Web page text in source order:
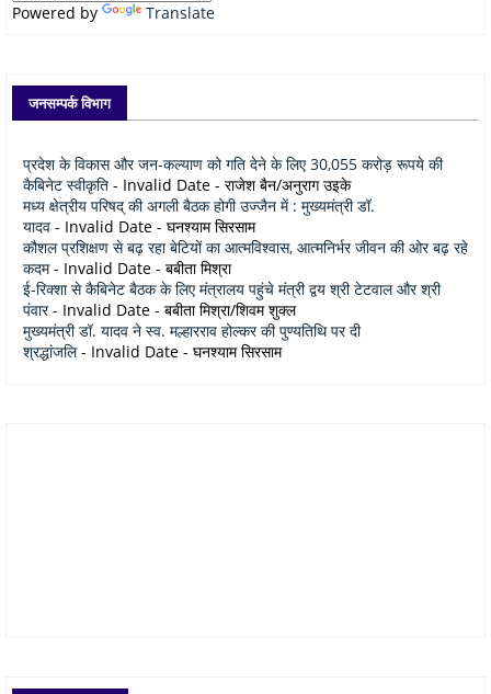
Powered by Translate
जनसम्पर्क विभाग
प्रदेश के विकास और जन-कल्याण को गति देने के लिए 30,055 करोड़ रूपये की
कैबिनेट स्वीकृति - Invalid Date - राजेश बैन/अनुराग उइके
मध्य क्षेत्रीय परिषद् की अगली बैठक होगी उज्जैन में : मुख्यमंत्री डॉ.
यादव - Invalid Date - घनश्याम सिरसाम
कौशल प्रशिक्षण से बढ़ रहा बेटियों का आत्मविश्वास, आत्मनिर्भर जीवन की ओर बढ़ रहे
कदम- Invalid Date - बबीता मिश्रा
ई-रिक्शा से कैबिनेट बैठक के लिए मंत्रालय पहुंचे मंत्री द्वय श्री टेटवाल और श्री
पंवार- Invalid Date - बबीता मिश्रा/शिवम शुक्ल
मुख्यमंत्री डॉ. यादव ने स्व. मल्हारराव होल्कर की पुण्यतिथि पर दी
श्रद्धांजलि- Invalid Date - घनश्याम सिरसाम